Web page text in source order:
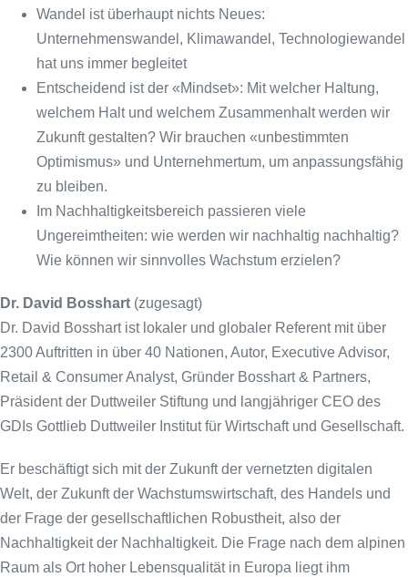
Wandel ist überhaupt nichts Neues:
Unternehmenswandel, Klimawandel, Technologiewandel
hat uns immer begleitet
Entscheidend ist der «Mindset»: Mit welcher Haltung,
welchem Halt und welchem Zusammenhalt werden wir
Zukunft gestalten? Wir brauchen «unbestimmten
Optimismus» und Unternehmertum, um anpassungsfähig
zu bleiben.
Im Nachhaltigkeitsbereich passieren viele
Ungereimtheiten: wie werden wir nachhaltig nachhaltig?
Wie können wir sinnvolles Wachstum erzielen?
Dr. David Bosshart (zugesagt)
Dr. David Bosshart ist lokaler und globaler Referent mit über
2300 Auftritten in über 40 Nationen, Autor, Executive Advisor,
Retail & Consumer Analyst, Gründer Bosshart & Partners,
Präsident der Duttweiler Stiftung und langjähriger CEO des
GDIs Gottlieb Duttweiler Institut für Wirtschaft und Gesellschaft.
Er beschäftigt sich mit der Zukunft der vernetzten digitalen
Welt, der Zukunft der Wachstumswirtschaft, des Handels und
der Frage der gesellschaftlichen Robustheit, also der
Nachhaltigkeit der Nachhaltigkeit. Die Frage nach dem alpinen
Raum als Ort hoher Lebensqualität in Europa liegt ihm